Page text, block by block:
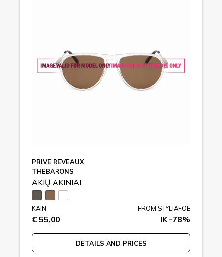
PRIVE REVEAUX
THEBARONS
AKIŲ AKINIAI
KAIN
€ 55,00
FROM STYLIAFOE
IK -78%
DETAILS AND PRICES